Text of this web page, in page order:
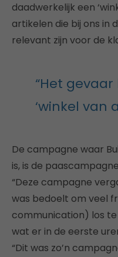
daadwerkelijk een
artikelen die bij ons in
relevant zijn voor de
“Het
‘winkel van
De campagne waar
is, is de
“Deze campagne
was bedoelt om veel
communication) los te
wat er in de eerste
“Dit was zo’n